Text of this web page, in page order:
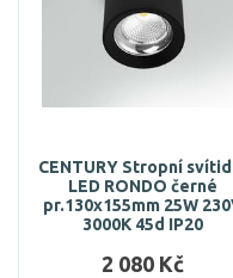
CENTURY Stropní
LED RONDO černé
pr.130x155mm 25W
3000K 45d IP20
2 080 Kč